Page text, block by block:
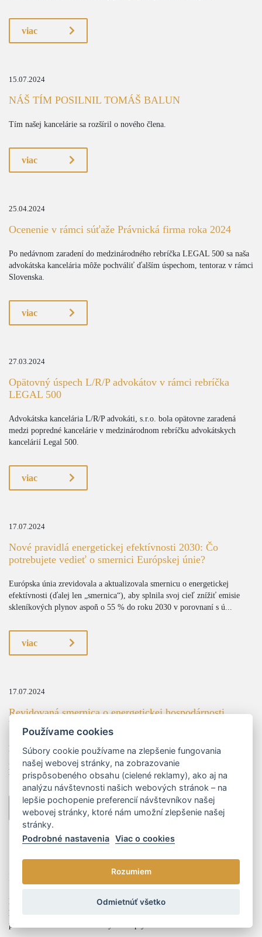
viac
15.07.2024
NÁŠ TÍM POSILNIL TOMÁŠ BALUN
Tím našej kancelárie sa rozšíril o nového člena.
viac
25.04.2024
Ocenenie v rámci súťaže Právnická firma roka 2024
Po nedávnom zaradení do medzinárodného rebríčka LEGAL 500 sa naša
advokátska kancelária môže pochváliť ďalším úspechom, tentoraz v rámci
Slovenska.
viac
27.03.2024
Opätovný úspech L/R/P advokátov v rámci rebríčka
LEGAL 500
Advokátska kancelária L/R/P advokáti, s.r.o. bola opätovne zaradená
medzi popredné kancelárie v medzinárodnom rebríčku advokátskych
kancelárií Legal 500.
viac
17.07.2024
Nové pravidlá energetickej efektívnosti 2030: Čo
potrebujete vedieť o smernici Európskej únie?
Európska únia zrevidovala a aktualizovala smernicu o energetickej
efektívnosti (ďalej len „smernica“), aby splnila svoj cieľ znížiť emisie
skleníkových plynov aspoň o 55 % do roku 2030 v porovnaní s ú...
viac
17.07.2024
Revidovaná smernica o energetickej hospodárnosti
budov a jej dopady
Dňa 8. mája 2024 bolo v Úradnom vestníku Európskej únie (ďalej len
„EÚ“) zverejnené revidované znenie smernice o energetickej
hospodárnosti budov (ďalej len „smernica“).
viac
Novela zákona o energetike
Dňa 13.06.2024 bola schválená v NRSR novela zákona o energetike,
ktorá mení ustanovenia §17 a dopĺňa ho o nový odsek 22, tzn. o novú
povinnosť dodávateľa elektriny alebo plynu.
Používame cookies
Súbory cookie používame na zlepšenie fungovania
našej webovej stránky, na zobrazovanie
prispôsobeného obsahu (cielené reklamy), ako aj na
analýzu návštevnosti našich webových stránok – na
lepšie pochopenie preferencií návštevníkov našej
webovej stránky, ktoré nám umožní zlepšenie našej
stránky.
Podrobné nastavenia
Viac o cookies
Rozumiem
Odmietnúť všetko